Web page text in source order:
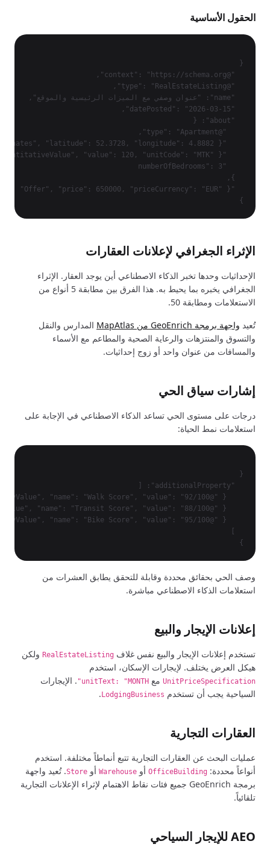
الحقول الأساسية
}
الإثراء الجغرافي لإعلانات العقارات
الإحداثيات وحدها تخبر الذكاء الاصطناعي أين يوجد العقار. الإثراء
الجغرافي يخبره بما يحيط به. هذا الفرق بين مطابقة 5 أنواع من
الاستعلامات ومطابقة 50.
تُعيد واجهة برمجة GeoEnrich من MapAtlas
المدارس والنقل
والتسوق والمنتزهات والرعاية الصحية والمطاعم مع الأسماء
والمسافات من عنوان واحد أو زوج إحداثيات.
إشارات سياق الحي
درجات على مستوى الحي تساعد الذكاء الاصطناعي في الإجابة على
استعلامات نمط الحياة:
}
وصف الحي بحقائق محددة وقابلة للتحقق يطابق العشرات من
استعلامات الذكاء الاصطناعي مباشرة.
إعلانات الإيجار والبيع
تستخدم إعلانات الإيجار والبيع نفس غلاف RealEstateListing ولكن
هيكل العرض يختلف. لإيجارات الإسكان، استخدم
UnitPriceSpecification مع unitText: "MONTH"
. الإيجارات
السياحية يجب أن تستخدم LodgingBusiness
.
العقارات التجارية
عمليات البحث عن العقارات التجارية تتبع أنماطاً مختلفة. استخدم
أنواعاً محددة: OfficeBuilding أو Warehouse أو Store. تُعيد واجهة
برمجة GeoEnrich جميع فئات نقاط الاهتمام لإثراء الإعلانات التجارية
تلقائياً.
AEO للإيجار السياحي